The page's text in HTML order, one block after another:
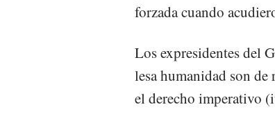
forzada cuando
Los expresidentes del
lesa humanidad son
el derecho imperativo